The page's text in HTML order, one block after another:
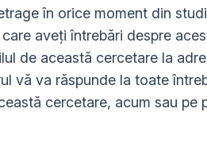
în orice moment din
aveți întrebări despre
de această cercetare la
vă va răspunde la toate
cercetare, acum sau pe